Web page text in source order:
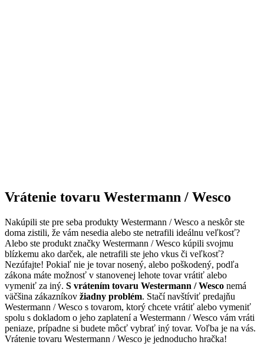
Vrátenie tovaru Westermann / Wesco
Nakúpili ste pre seba produkty Westermann / Wesco a neskôr ste
doma zistili, že vám nesedia alebo ste netrafili ideálnu veľkosť?
Alebo ste produkt značky Westermann / Wesco kúpili svojmu
blízkemu ako darček, ale netrafili ste jeho vkus či veľkosť?
Nezúfajte! Pokiaľ nie je tovar nosený, alebo poškodený, podľa
zákona máte možnosť v stanovenej lehote tovar vrátiť alebo
vymeniť za iný. S vrátením tovaru Westermann / Wesco nemá
väčšina zákazníkov žiadny problém. Stačí navštíviť predajňu
Westermann / Wesco s tovarom, ktorý chcete vrátiť alebo vymeniť
spolu s dokladom o jeho zaplatení a Westermann / Wesco vám vráti
peniaze, prípadne si budete môcť vybrať iný tovar. Voľba je na vás.
Vrátenie tovaru Westermann / Wesco je jednoducho hračka!